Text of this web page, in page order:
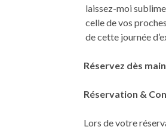
laissez-moi
celle de vos
de cette journée
Réservez dès
Réservation &
Lors de votre